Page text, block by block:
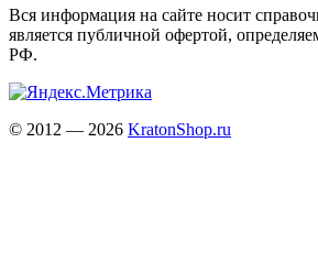
Вся информация на сайте носит
является публичной офертой,
РФ.
© 2012 — 2026 KratonShop.ru